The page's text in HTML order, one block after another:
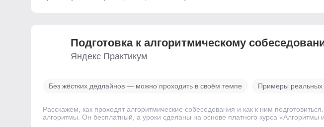
Подготовка к алгоритмическому
Яндекс Практикум
Без жёстких дедлайнов — можно проходить в своём темпе Примеры реальных
Расскажем, как проходят алгоритмические собеседования и как к ним
алгоритмы. Он бесплатный, а уроки сделаны на основе платного курса «Алгоритмы